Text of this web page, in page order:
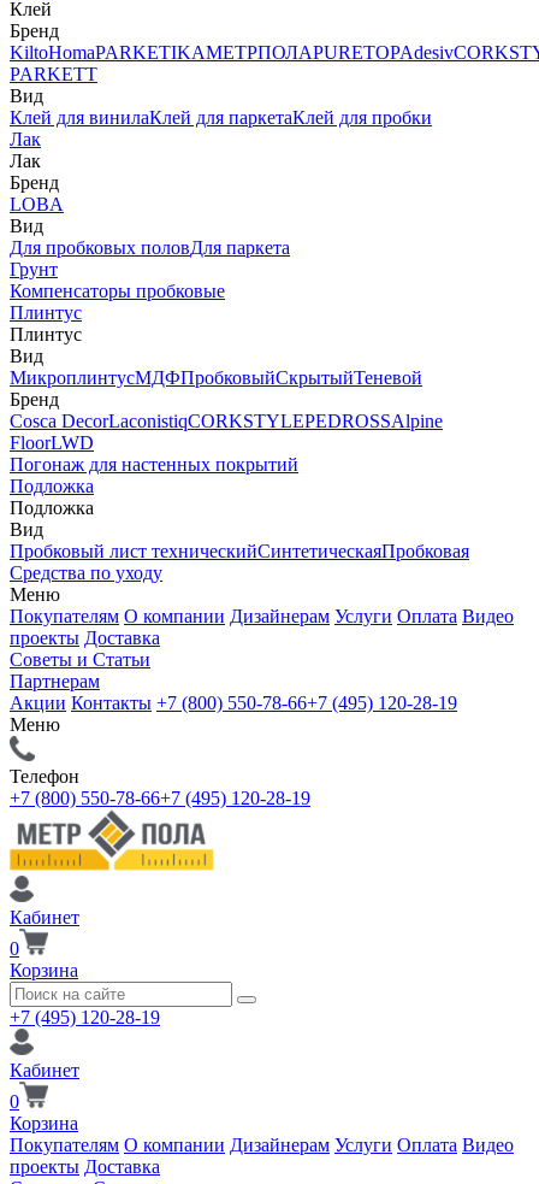
Клей
Бренд
KiltoHomaPARKETIKAМЕТРПОЛАPURETOPAdesiv
PARKETT
Вид
Клей для винилаКлей для паркетаКлей для пробки
Лак
Лак
Бренд
LOBA
Вид
Для пробковых половДля паркета
Грунт
Компенсаторы пробковые
Плинтус
Плинтус
Вид
МикроплинтусМДФПробковыйСкрытыйТеневой
Бренд
Cosca DecorLaconistiqCORKSTYLEPEDROSSAlpine
FloorLWD
Погонаж для настенных покрытий
Подложка
Подложка
Вид
Пробковый лист техническийСинтетическаяПробковая
Средства по уходу
Меню
Покупателям О компании Дизайнерам Услуги Оплата Видео
проекты Доставка
Советы и Статьи
Партнерам
Акции Контакты +7 (800) 550-78-66+7 (495) 120-28-19
Меню
Телефон
+7 (800) 550-78-66+7 (495) 120-28-19
Кабинет
0
Корзина
+7 (495) 120-28-19
Кабинет
0
Корзина
Покупателям О компании Дизайнерам Услуги Оплата Видео
проекты Доставка